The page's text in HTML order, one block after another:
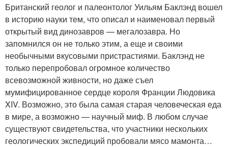
Британский геолог и палеонтолог Уильям Баклэнд вошел
в историю науки тем, что описал и наименовал первый
открытый вид динозавров — мегалозавра. Но
запомнился он не только этим, а еще и своими
необычными вкусовыми пристрастиями. Баклэнд не
только перепробовал огромное количество
всевозможной живности, но даже съел
мумифицированное сердце короля Франции Людовика
XIV. Возможно, это была самая старая человеческая еда
в мире, а возможно — научный миф. В любом случае
существуют свидетельства, что участники нескольких
геологических экспедиций пробовали мясо мамонта…